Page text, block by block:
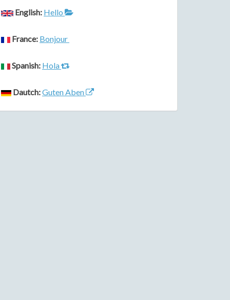
English: Hello
France: Bonjour
Spanish: Hola
Dautch:Guten Aben